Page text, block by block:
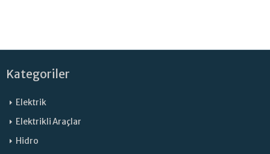
Kategoriler
Elektrik
Elektrikli Araçlar
Hidro